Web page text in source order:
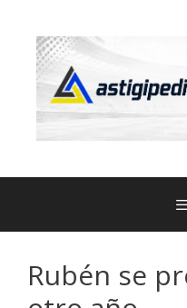
Rubén se